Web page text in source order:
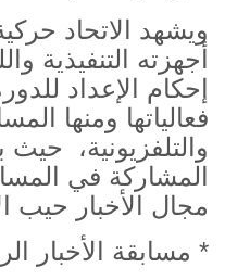
ويشهد الاتحاد
أجهزته التنفيذية
إحكام الإعداد
فعالياتها ومنها
والتلفزيونية،
حيث
المشاركة في
مجال الأخبار حيب
* مسابقة الأخبار